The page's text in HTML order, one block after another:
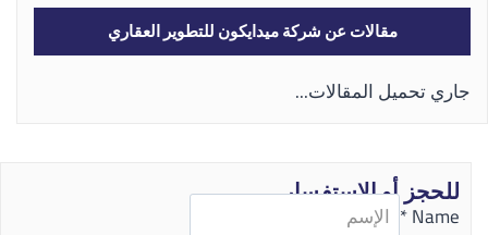
مقالات عن شركة ميدايكون للتطوير العقاري
جاري تحميل المقالات...
للحجز أو الاستفسار
Name
*